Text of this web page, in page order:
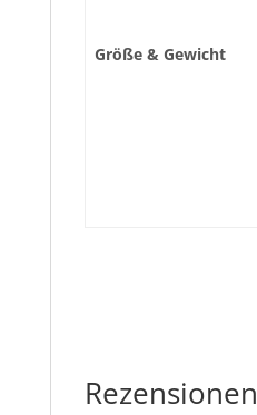
Größe & Gewicht
Rezensionen